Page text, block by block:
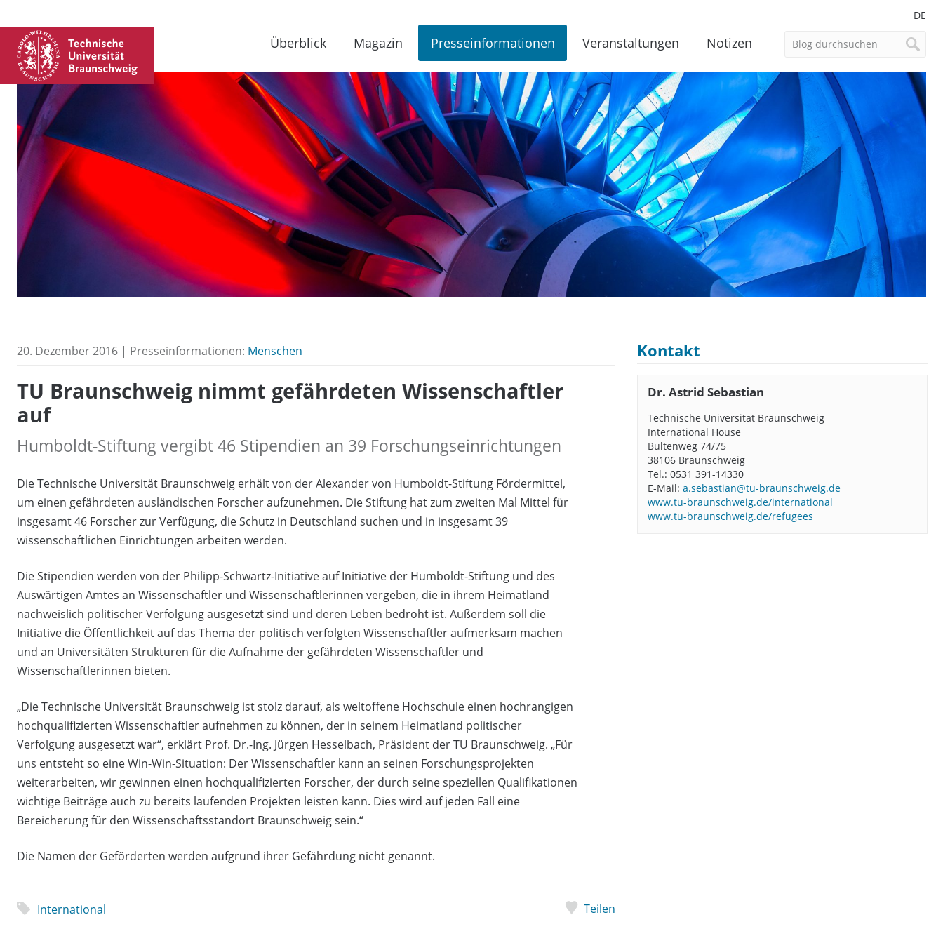
DE
Überblick Magazin Presseinformationen Veranstaltungen Notizen
20. Dezember 2016 | Presseinformationen: Menschen
TU Braunschweig nimmt gefährdeten Wissenschaftler
auf
Humboldt-Stiftung vergibt 46 Stipendien an 39 Forschungseinrichtungen
Die Technische Universität Braunschweig erhält von der Alexander von Humboldt-Stiftung Fördermittel,
um einen gefährdeten ausländischen Forscher aufzunehmen. Die Stiftung hat zum zweiten Mal Mittel für
insgesamt 46 Forscher zur Verfügung, die Schutz in Deutschland suchen und in insgesamt 39
wissenschaftlichen Einrichtungen arbeiten werden.
Die Stipendien werden von der Philipp-Schwartz-Initiative auf Initiative der Humboldt-Stiftung und des
Auswärtigen Amtes an Wissenschaftler und Wissenschaftlerinnen vergeben, die in ihrem Heimatland
nachweislich politischer Verfolgung ausgesetzt sind und deren Leben bedroht ist. Außerdem soll die
Initiative die Öffentlichkeit auf das Thema der politisch verfolgten Wissenschaftler aufmerksam machen
und an Universitäten Strukturen für die Aufnahme der gefährdeten Wissenschaftler und
Wissenschaftlerinnen bieten.
„Die Technische Universität Braunschweig ist stolz darauf, als weltoffene Hochschule einen hochrangigen
hochqualifizierten Wissenschaftler aufnehmen zu können, der in seinem Heimatland politischer
Verfolgung ausgesetzt war“, erklärt Prof. Dr.-Ing. Jürgen Hesselbach, Präsident der TU Braunschweig. „Für
uns entsteht so eine Win-Win-Situation: Der Wissenschaftler kann an seinen Forschungsprojekten
weiterarbeiten, wir gewinnen einen hochqualifizierten Forscher, der durch seine speziellen Qualifikationen
wichtige Beiträge auch zu bereits laufenden Projekten leisten kann. Dies wird auf jeden Fall eine
Bereicherung für den Wissenschaftsstandort Braunschweig sein.“
Die Namen der Geförderten werden aufgrund ihrer Gefährdung nicht genannt.
International Teilen
Kontakt
Dr. Astrid Sebastian
Technische Universität Braunschweig
International House
Bültenweg 74/75
38106 Braunschweig
Tel.: 0531 391-14330
E-Mail:a.sebastian@tu-braunschweig.de
www.tu-braunschweig.de/international
www.tu-braunschweig.de/refugees